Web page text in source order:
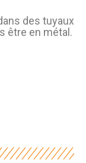
des tuyaux
être en métal.